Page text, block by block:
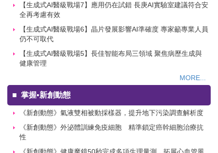
【生成式AI醫級戰場7】應用仍在試錯 長庚AI實驗室建議符合安
全再考慮有效
【生成式AI醫級戰場6】晶片發展影響AI準確度 專家籲專業人員
仍不可取代
【生成式AI醫級戰場5】長佳智能布局三領域 聚焦病歷生成與
健康管理
MORE...
■ 掌握▪新創動態
《新創動態》氣液雙相被動採樣器，提升地下污染調查解析度
《新創動態》外泌體訓練免疫細胞 精準鎖定癌幹細胞治療抗
性
《新創動態》健康魔鏡50秒完成多項生理量測，拓展心血管風